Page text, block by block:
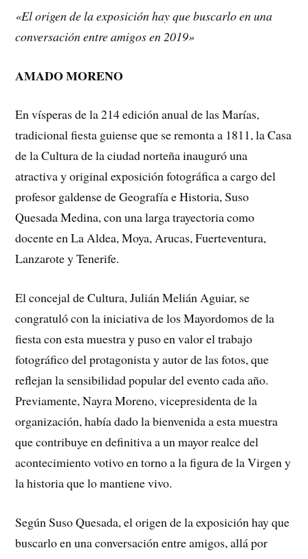
«El origen de la exposición hay que buscarlo en una
conversación entre amigos en 2019»
AMADO MORENO
En vísperas de la 214 edición anual de las Marías,
tradicional fiesta guiense que se remonta a 1811, la Casa
de la Cultura de la ciudad norteña inauguró una
atractiva y original exposición fotográfica a cargo del
profesor galdense de Geografía e Historia, Suso
Quesada Medina, con una larga trayectoria como
docente en La Aldea, Moya, Arucas, Fuerteventura,
Lanzarote y Tenerife.
El concejal de Cultura, Julián Melián Aguiar, se
congratuló con la iniciativa de los Mayordomos de la
fiesta con esta muestra y puso en valor el trabajo
fotográfico del protagonista y autor de las fotos, que
reflejan la sensibilidad popular del evento cada año.
Previamente, Nayra Moreno, vicepresidenta de la
organización, había dado la bienvenida a esta muestra
que contribuye en definitiva a un mayor realce del
acontecimiento votivo en torno a la figura de la Virgen y
la historia que lo mantiene vivo.
Según Suso Quesada, el origen de la exposición hay que
buscarlo en una conversación entre amigos, allá por